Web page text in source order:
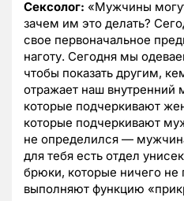
Сексолог: «Мужчины
зачем им это делать?
свое первоначальное
наготу. Сегодня мы
чтобы показать другим,
отражает наш внутренний
которые подчеркивают
которые подчеркивают
не определился —
для тебя есть отдел
брюки, которые ничего не
выполняют функцию